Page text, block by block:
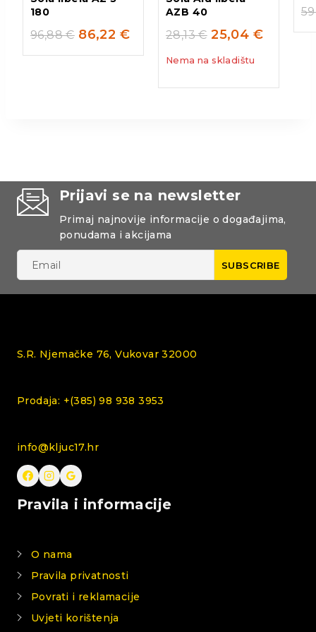
180
96,88€ 86,22 €
AZB 40
28,13€ 25,04 €
Nema na skladištu
Prijavi se na newsletter
Primaj najnovije informacije o događajima,
ponudama i akcijama
S.R. Njemačke 76, Vukovar 32000
Prodaja: +(385) 98 938 3953
info@kljuc17.hr
Pravila i informacije
O nama
Pravila privatnosti
Povrati i reklamacije
Uvjeti korištenja